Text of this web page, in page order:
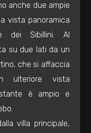
anche due ampie
vista panoramica
dei Sibillini. Al
su due lati da un
che si affaccia
ulteriore vista
è ampio e
villa principale,